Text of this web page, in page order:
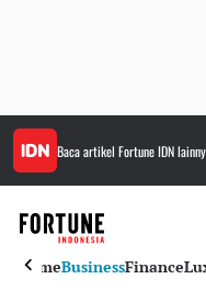
Baca artikel Fortune IDN
HomeBusinessFinance